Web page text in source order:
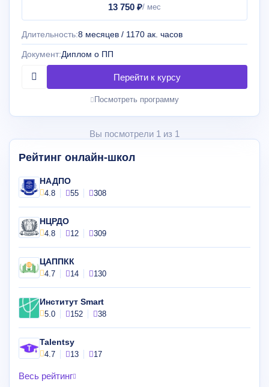
13 750 ₽
Длительность:8 месяцев / 1170 ак. часов
Документ:Диплом о ПП
Посмотреть программу
Вы посмотрели 1 из 1
Рейтинг онлайн-школ
НАДПО
4.8 55 308
НЦРДО
4.8 12 309
ЦАППКК
4.7 14 130
Институт Smart
5.0 152 38
Talentsy
4.7 13 17
Весь рейтинг